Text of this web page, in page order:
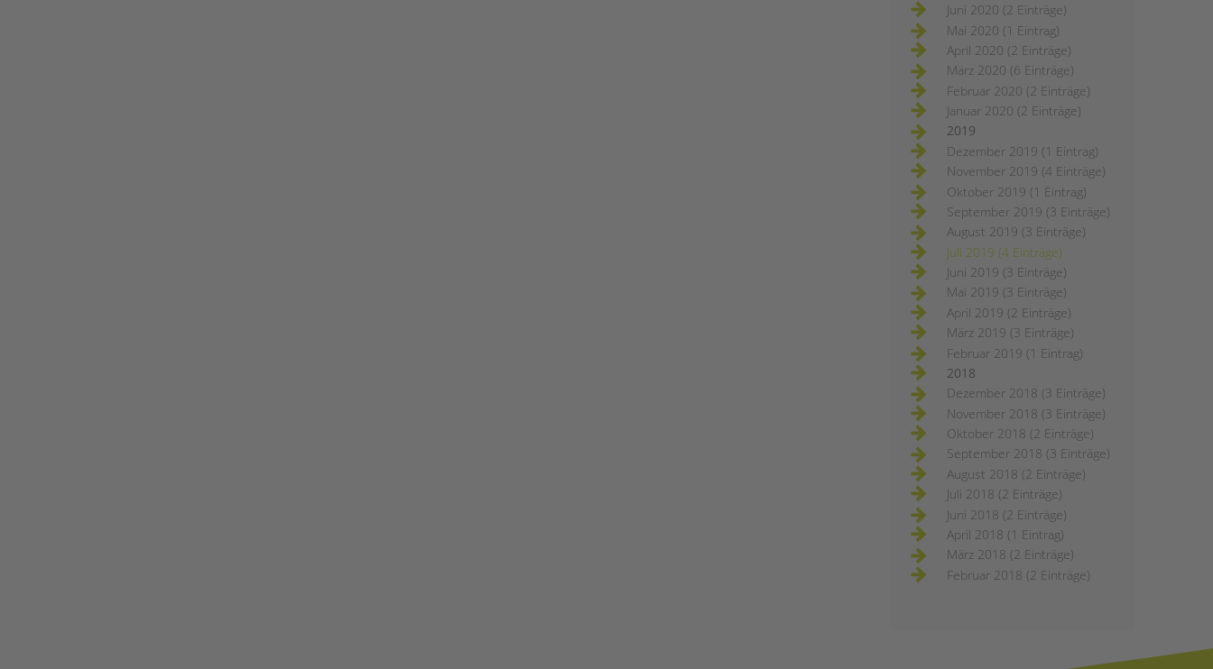
Juni 2020 (2 Einträge)
Mai 2020 (1 Eintrag)
April 2020 (2 Einträge)
März 2020 (6 Einträge)
Februar 2020 (2 Einträge)
Januar 2020 (2 Einträge)
2019
Dezember 2019 (1 Eintrag)
November 2019 (4 Einträge)
Oktober 2019 (1 Eintrag)
September 2019 (3 Einträge)
August 2019 (3 Einträge)
Juli 2019 (4 Einträge)
Juni 2019 (3 Einträge)
Mai 2019 (3 Einträge)
April 2019 (2 Einträge)
März 2019 (3 Einträge)
Februar 2019 (1 Eintrag)
2018
Dezember 2018 (3 Einträge)
November 2018 (3 Einträge)
Oktober 2018 (2 Einträge)
September 2018 (3 Einträge)
August 2018 (2 Einträge)
Juli 2018 (2 Einträge)
Juni 2018 (2 Einträge)
April 2018 (1 Eintrag)
März 2018 (2 Einträge)
Februar 2018 (2 Einträge)